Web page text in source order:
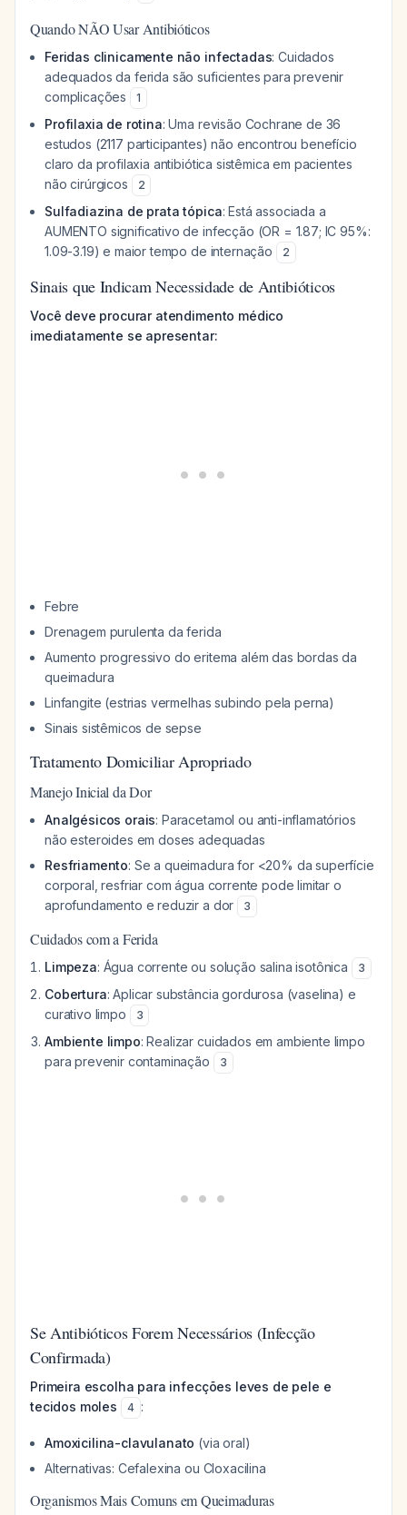
Quando NÃO Usar Antibióticos
Feridas clinicamente não infectadas: Cuidados
adequados da ferida são suficientes para prevenir
complicações
1
Profilaxia de rotina: Uma revisão Cochrane de 36
estudos (2117 participantes) não encontrou benefício
claro da profilaxia antibiótica sistêmica em pacientes
não cirúrgicos
2
Sulfadiazina de prata tópica: Está associada a
AUMENTO significativo de infecção (OR = 1.87; IC 95%:
1.09-3.19) e maior tempo de internação
2
Sinais que Indicam Necessidade de Antibióticos
Você deve procurar atendimento médico
imediatamente se apresentar:
Febre
Drenagem purulenta da ferida
Aumento progressivo do eritema além das bordas da
queimadura
Linfangite (estrias vermelhas subindo pela perna)
Sinais sistêmicos de sepse
Tratamento Domiciliar Apropriado
Manejo Inicial da Dor
Analgésicos orais: Paracetamol ou anti-inflamatórios
não esteroides em doses adequadas
Resfriamento: Se a queimadura for <20% da superfície
corporal, resfriar com água corrente pode limitar o
aprofundamento e reduzir a dor
3
Cuidados com a Ferida
Limpeza: Água corrente ou solução salina isotônica 3
Cobertura: Aplicar substância gordurosa (vaselina) e
curativo limpo
3
Ambiente limpo: Realizar cuidados em ambiente limpo
para prevenir contaminação
3
Se Antibióticos Forem Necessários (Infecção
Confirmada)
Primeira escolha para infecções leves de pele e
tecidos moles
4 :
Amoxicilina-clavulanato (via oral)
Alternativas: Cefalexina ou Cloxacilina
Organismos Mais Comuns em Queimaduras